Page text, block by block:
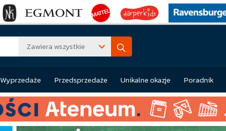
Zawiera wszystkie
Wyprzedaże Przedsprzedaże Unikalne okazje Poradnik